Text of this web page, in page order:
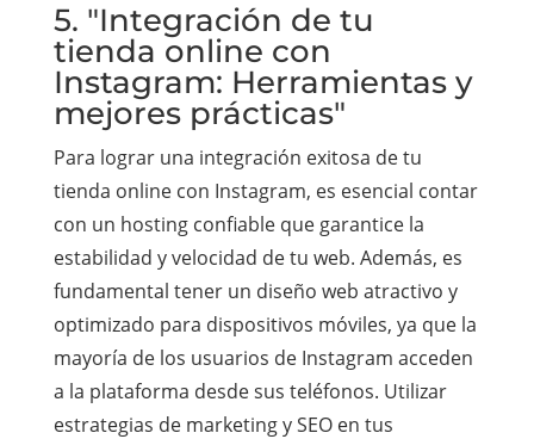
5. "Integración de tu
tienda online con
Instagram: Herramientas y
mejores prácticas"
Para lograr una integración exitosa de tu
tienda online con Instagram, es esencial contar
con un hosting confiable que garantice la
estabilidad y velocidad de tu web. Además, es
fundamental tener un diseño web atractivo y
optimizado para dispositivos móviles, ya que la
mayoría de los usuarios de Instagram acceden
a la plataforma desde sus teléfonos. Utilizar
estrategias de marketing y SEO en tus